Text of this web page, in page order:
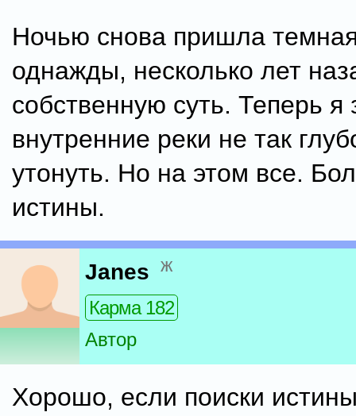
Ночью снова пришла
однажды, несколько лет
собственную суть. Теперь я
внутренние реки не так
утонуть. Но на этом все.
истины.
Janes ж
Карма 182
Автор
Хорошо, если поиски